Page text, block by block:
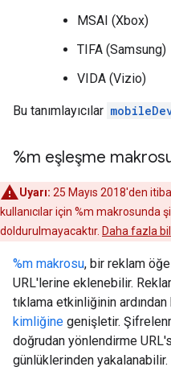
MSAI (Xbox)
TIFA (Samsung)
VIDA (Vizio)
Bu tanımlayıcılar
%m eşleşme
Uyarı: 25 Mayıs 2018'den
kullanıcılar için %m makrosunda
doldurulmayacaktır. Daha fazla
%m makrosu, bir reklam
URL'lerine eklenebilir.
tıklama etkinliğinin ardından
kimliğine genişletir.
doğrudan yönlendirme
günlüklerinden yakalanabilir.